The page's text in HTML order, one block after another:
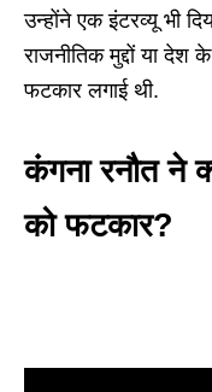
उन्होंने एक इंटरव्यू भी
राजनीतिक मुद्दों या
फटकार लगाई थी.
कंगना रनौत ने
को फटकार?